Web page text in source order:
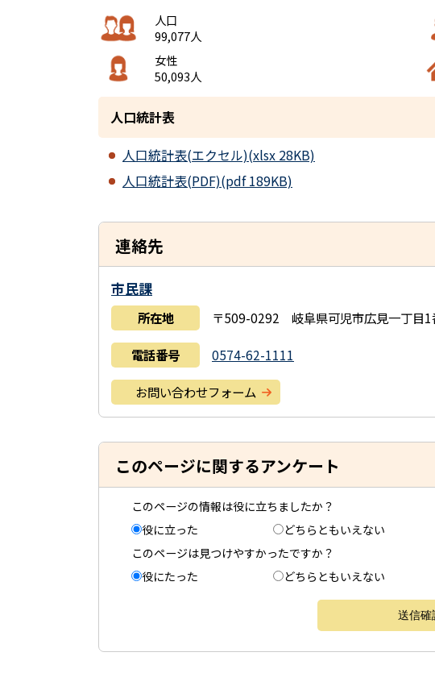
人口
99,077人
女性
50,093人
人口統計表
人口統計表(エクセル)(xlsx 28KB)
人口統計表(PDF)(pdf 189KB)
連絡先
市民課
所在地 〒509-0292 岐阜県可児市広見一丁目1
電話番号 0574-62-1111
お問い合わせフォーム
このページに関するアンケート
このページの情報は役に立ちましたか？
役に立った
どちらともいえない
このページは見つけやすかったですか？
役にたった
どちらともいえない